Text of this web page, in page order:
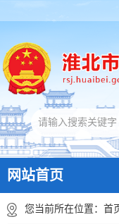
网站首页
您当前所在位置： 首